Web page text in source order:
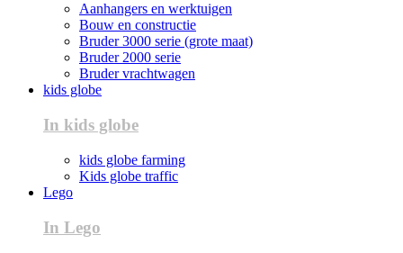
Aanhangers en werktuigen
Bouw en constructie
Bruder 3000 serie (grote maat)
Bruder 2000 serie
Bruder vrachtwagen
kids globe
In kids globe
kids globe farming
Kids globe traffic
Lego
In Lego